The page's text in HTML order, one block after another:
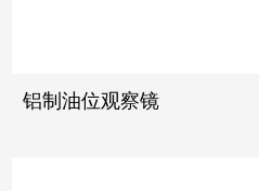
铝制油位观察镜